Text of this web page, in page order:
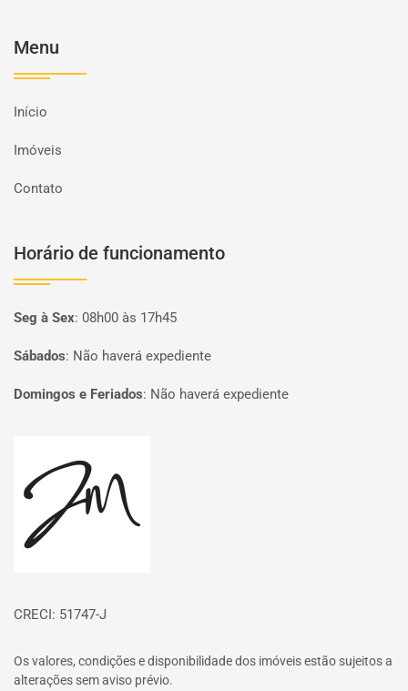
Menu
Início
Imóveis
Contato
Horário de funcionamento
Seg à Sex: 08h00 às 17h45
Sábados: Não haverá expediente
Domingos e Feriados: Não haverá expediente
CRECI: 51747-J
Os valores, condições e disponibilidade dos imóveis estão sujeitos a
alterações sem aviso prévio.